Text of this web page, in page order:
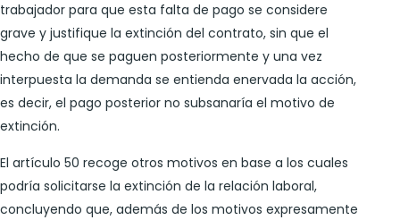
trabajador para que esta falta de pago se considere
grave y justifique la extinción del contrato, sin que el
hecho de que se paguen posteriormente y una vez
interpuesta la demanda se entienda enervada la acción,
es decir, el pago posterior no subsanaría el motivo de
extinción.
El artículo 50 recoge otros motivos en base a los cuales
podría solicitarse la extinción de la relación laboral,
concluyendo que, además de los motivos expresamente